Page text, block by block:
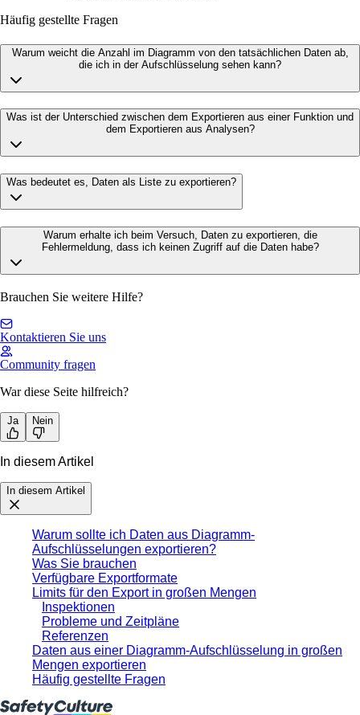
Häufig gestellte Fragen
Warum weicht die Anzahl im Diagramm von den tatsächlichen Daten ab,
die ich in der Aufschlüsselung sehen kann?
Was ist der Unterschied zwischen dem Exportieren aus einer Funktion und
dem Exportieren aus Analysen?
Was bedeutet es, Daten als Liste zu exportieren?
Warum erhalte ich beim Versuch, Daten zu exportieren, die
Fehlermeldung, dass ich keinen Zugriff auf die Daten habe?
Brauchen Sie weitere Hilfe?
Kontaktieren Sie uns
Community fragen
War diese Seite hilfreich?
Ja Nein
In diesem Artikel
In diesem Artikel
Warum sollte ich Daten aus Diagramm-
Aufschlüsselungen exportieren?
Was Sie brauchen
Verfügbare Exportformate
Limits für den Export in großen Mengen
Inspektionen
Probleme und Zeitpläne
Referenzen
Daten aus einer Diagramm-Aufschlüsselung in großen
Mengen exportieren
Häufig gestellte Fragen